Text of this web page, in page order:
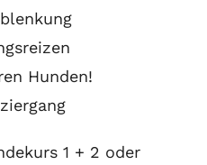
Hunden!
1 + 2 oder